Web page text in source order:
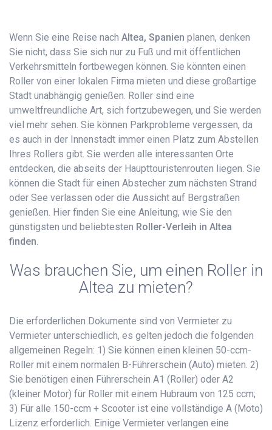
Wenn Sie eine Reise nach Altea, Spanien planen, denken
Sie nicht, dass Sie sich nur zu Fuß und mit öffentlichen
Verkehrsmitteln fortbewegen können. Sie könnten einen
Roller von einer lokalen Firma mieten und diese großartige
Stadt unabhängig genießen. Roller sind eine
umweltfreundliche Art, sich fortzubewegen, und Sie werden
viel mehr sehen. Sie können Parkprobleme vergessen, da
es auch in der Innenstadt immer einen Platz zum Abstellen
Ihres Rollers gibt. Sie werden alle interessanten Orte
entdecken, die abseits der Haupttouristenrouten liegen. Sie
können die Stadt für einen Abstecher zum nächsten Strand
oder See verlassen oder die Aussicht auf Bergstraßen
genießen. Hier finden Sie eine Anleitung, wie Sie den
günstigsten und beliebtesten Roller-Verleih in Altea
finden.
Was brauchen Sie, um einen Roller in
Altea zu mieten?
Die erforderlichen Dokumente sind von Vermieter zu
Vermieter unterschiedlich, es gelten jedoch die folgenden
allgemeinen Regeln: 1) Sie können einen kleinen 50-ccm-
Roller mit einem normalen B-Führerschein (Auto) mieten. 2)
Sie benötigen einen Führerschein A1 (Roller) oder A2
(kleiner Motor) für Roller mit einem Hubraum von 125 ccm;
3) Für alle 150-ccm + Scooter ist eine vollständige A (Moto)
Lizenz erforderlich. Einige Vermieter verlangen eine